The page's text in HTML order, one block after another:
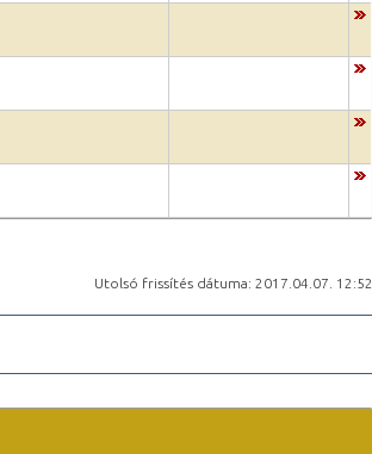
Utolsó frissítés dátuma: 2017.04.07. 12:52